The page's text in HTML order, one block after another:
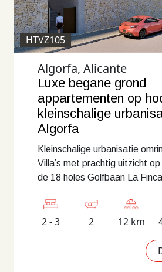
HTVZ105
Algorfa, Alicante
Luxe begane grond
appartementen op
kleinschalige
Algorfa
Kleinschalige urbanisatie
Villa’s met prachtig uitzicht
de 18 holes Golfbaan La
2 - 3 2 12 km